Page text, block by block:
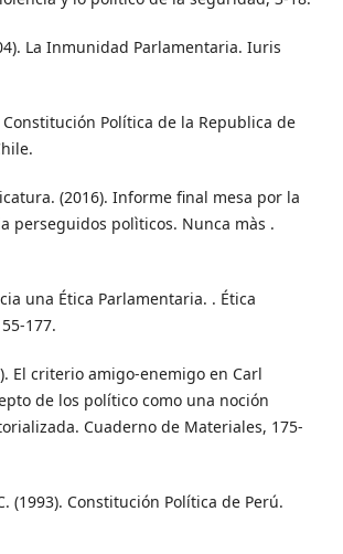
La Inmunidad Parlamentaria. Iuris
Constitución Política de la Republica de
(2016). Informe final mesa por la
perseguidos polìticos. Nunca màs .
una Ética Parlamentaria. . Ética
177.
El criterio amigo-enemigo en Carl
de los político como una noción
Cuaderno de Materiales, 175-
(1993). Constitución Política de Perú.